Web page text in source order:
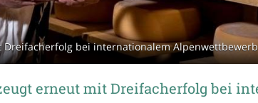
bei internationalem Alpenwettbewerb
erneut mit Dreifacherfolg bei